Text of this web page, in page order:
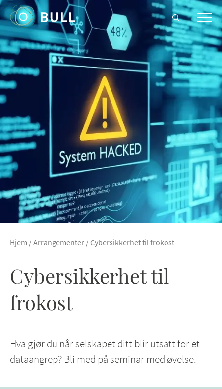
Hjem /Arrangementer / Cybersikkerhet til frokost
Cybersikkerhet til
frokost
Hva gjør du når selskapet ditt blir utsatt for et
dataangrep? Bli med på seminar med øvelse.